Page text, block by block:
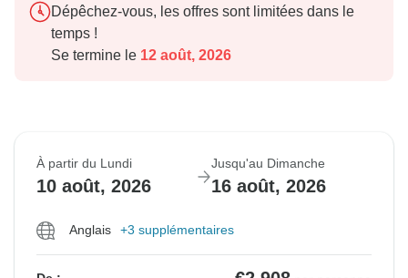
Dépêchez-vous, les offres sont limitées dans le
temps !
Se termine le 12 août, 2026
À partir du Lundi
10 août, 2026
Jusqu'au Dimanche
16 août, 2026
Anglais +3 supplémentaires